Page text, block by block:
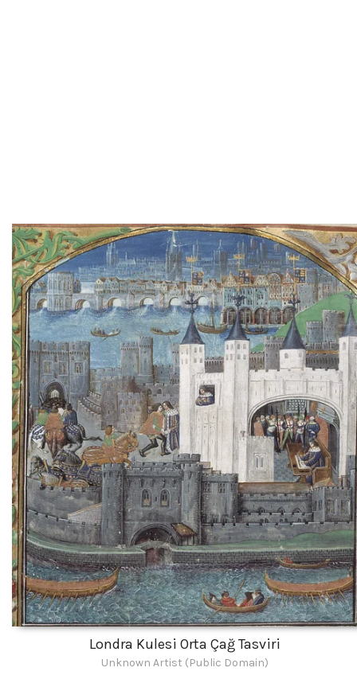
Londra Kulesi Orta Çağ Tasviri
Unknown Artist (Public Domain)